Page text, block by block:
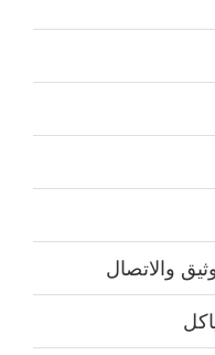
والاتصال